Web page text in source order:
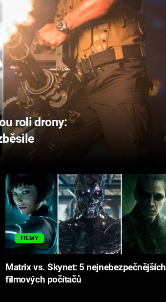
roli drony:
FILMY
Matrix vs. Skynet: 5 nejnebezpečnějších
filmových počítačů